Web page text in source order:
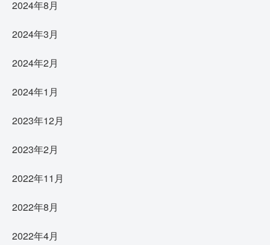
2024年8月
2024年3月
2024年2月
2024年1月
2023年12月
2023年2月
2022年11月
2022年8月
2022年4月